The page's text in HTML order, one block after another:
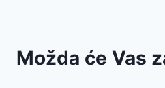
Možda će Vas